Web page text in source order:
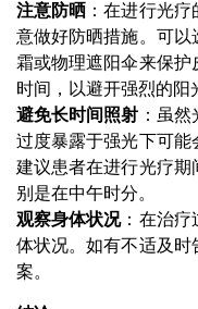
注意防晒 ：在进行光
意做好防晒措施。可以
霜或物理遮阳伞来保
时间，以避开强烈的阳
避免长时间照射 ：虽
过度暴露于强光下可能
建议患者在进行光疗
别是在中午时分。
观察身体状况：在治疗
体状况。如有不适及
案。